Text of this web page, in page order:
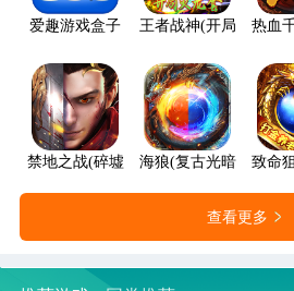
爱趣游戏盒子 王者战神(开局火龙套)
热血
禁地之战(碎墟诸天沉默)海狼(复古光暗福利版)
致命
查看更多